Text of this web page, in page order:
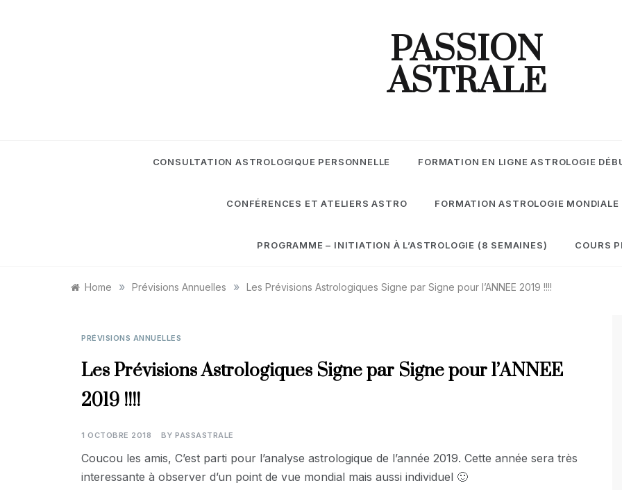
PASSION
ASTRALE
CONSULTATION ASTROLOGIQUE PERSONNELLE FORMATION EN LIGNE ASTROLOGIE
CONFÉRENCES ET ATELIERS ASTRO FORMATION ASTROLOGIE
PROGRAMME – INITIATION À L’ASTROLOGIE (8 SEMAINES) COURS
Home » Prévisions Annuelles » Les Prévisions Astrologiques Signe par Signe pour l’ANNEE 2019 !!!!
PRÉVISIONS ANNUELLES
Les Prévisions Astrologiques Signe par Signe pour l’ANNEE
2019 !!!!
1 OCTOBRE 2018 BY PASSASTRALE
Coucou les amis, C’est parti pour l’analyse astrologique de l’année 2019. Cette année sera très
interessante à observer d’un point de vue mondial mais aussi individuel 🙂